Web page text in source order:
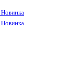
Новинка
Новинка